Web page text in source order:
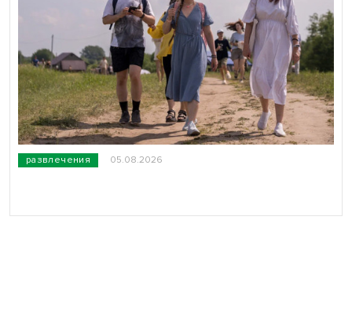
развлечения 05.08.2026